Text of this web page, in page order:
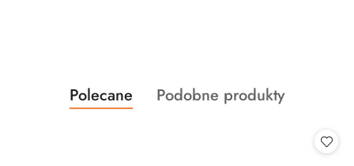
Pomiń karuzelę produktów
Produkty
o
Polecane
Produkty
Podobne produkty